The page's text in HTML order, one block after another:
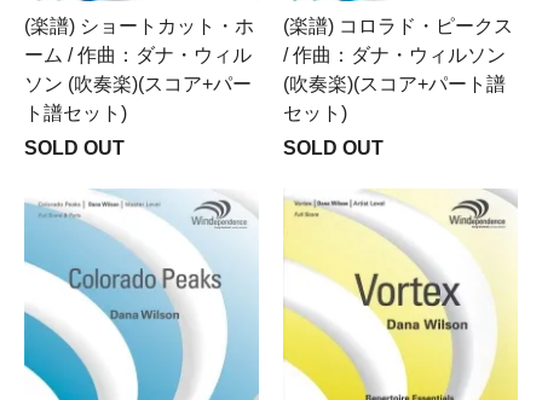
(楽譜) ショートカット・ホ
ーム / 作曲：ダナ・ウィル
ソン (吹奏楽)(スコア+パー
ト譜セット)
SOLD OUT
(楽譜) コロラド・ピークス
/ 作曲：ダナ・ウィルソン
(吹奏楽)(スコア+パート譜
セット)
SOLD OUT